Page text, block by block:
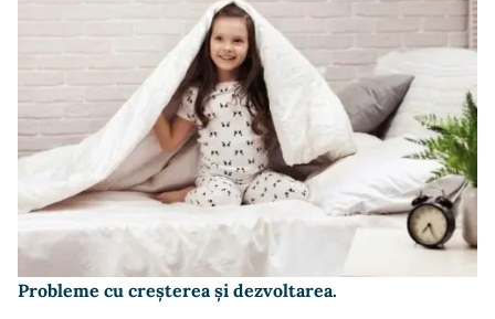
Probleme cu creșterea și dezvoltarea.